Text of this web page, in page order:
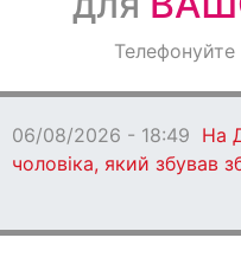
Оголошення
06/08/2026 - 18:49 На
чоловіка, який збував